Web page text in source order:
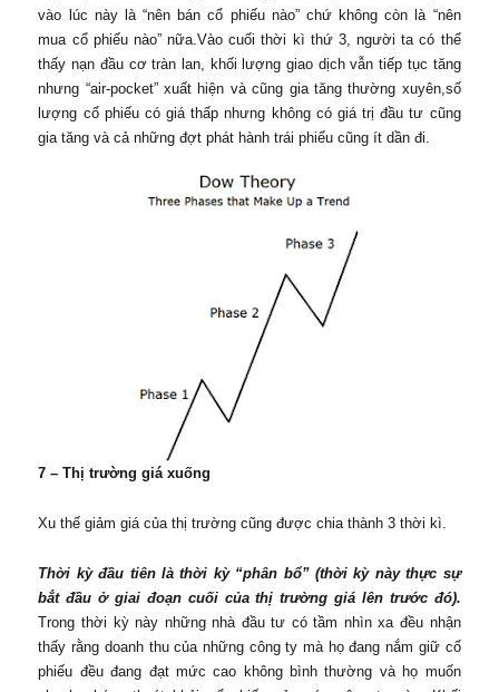
vào lúc này là “nên bán cổ phiếu nào” chứ không còn là “nên
mua cổ phiếu nào” nữa.Vào cuối thời kì thứ 3, người ta có thể
thấy nạn đầu cơ tràn lan, khối lượng giao dịch vẫn tiếp tục tăng
nhưng “air-pocket” xuất hiện và cũng gia tăng thường xuyên,số
lượng cổ phiếu có giá thấp nhưng không có giá trị đầu tư cũng
gia tăng và cả những đợt phát hành trái phiếu cũng ít dần đi.
7 – Thị trường giá xuống
Xu thế giảm giá của thị trường cũng được chia thành 3 thời kì.
Thời kỳ đầu tiên là thời kỳ “phân bổ” (thời kỳ này thực sự
bắt đầu ở giai đoạn cuối của thị trường giá lên trước đó).
Trong thời kỳ này những nhà đầu tư có tầm nhìn xa đều nhận
thấy rằng doanh thu của những công ty mà họ đang nắm giữ cổ
phiếu đều đang đạt mức cao không bình thường và họ muốn